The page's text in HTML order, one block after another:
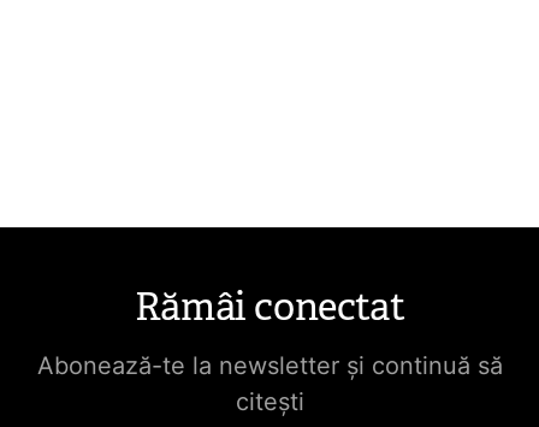
Rămâi conectat
Abonează-te la newsletter și continuă să
citești